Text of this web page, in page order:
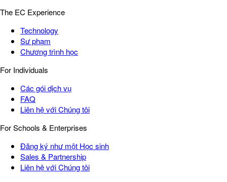
The EC Experience
Technology
Sư phạm
Chương trình học
For Individuals
Các gói dịch vụ
FAQ
Liên hệ với Chúng tôi
For Schools & Enterprises
Đăng ký như một Học sinh
Sales & Partnership
Liên hệ với Chúng tôi